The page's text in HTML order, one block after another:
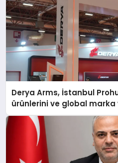
Derya Arms, İstanbul
ürünlerini ve global